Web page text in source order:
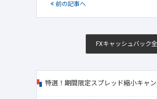
前の記事へ
FXキャッシュバック
特選！期間限定スプレッド縮小キャ